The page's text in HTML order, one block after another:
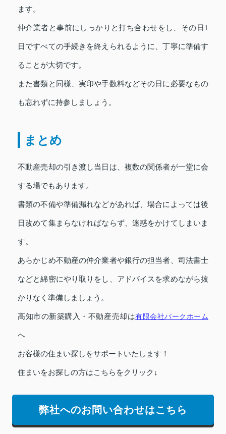
ます。
仲介業者と事前にしっかりと打ち合わせをし、その日1
日ですべての手続きを終えられるように、丁寧に準備す
ることが大切です。
また書類と同様、実印や手数料などその日に必要なもの
も忘れずに持参しましょう。
まとめ
不動産売却の引き渡し当日は、複数の関係者が一堂に会
する場でもあります。
書類の不備や準備漏れなどがあれば、場合によっては後
日改めて集まらなければならず、迷惑をかけてしまいま
す。
あらかじめ不動産の仲介業者や銀行の担当者、司法書士
などと綿密にやり取りをし、アドバイスを求めながら抜
かりなく準備しましょう。
高知市の新築購入・不動産売却は有限会社パークホーム
へ
お客様の住まい探しをサポートいたします！
住まいをお探しの方はこちらをクリック↓
弊社へのお問い合わせはこちら